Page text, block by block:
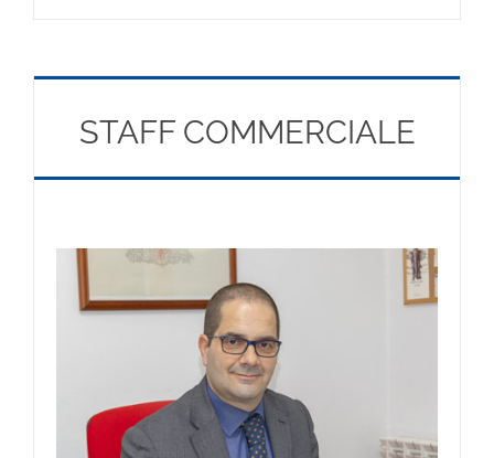
STAFF COMMERCIALE